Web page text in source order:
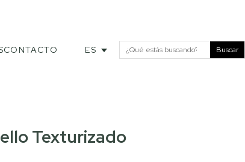
CONTACTO ES Buscar
Texturizado